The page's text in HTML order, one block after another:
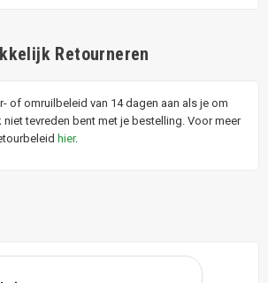
Retourneren
of omruilbeleid van 14 dagen aan als je om
tevreden bent met je bestelling. Voor meer
hier.